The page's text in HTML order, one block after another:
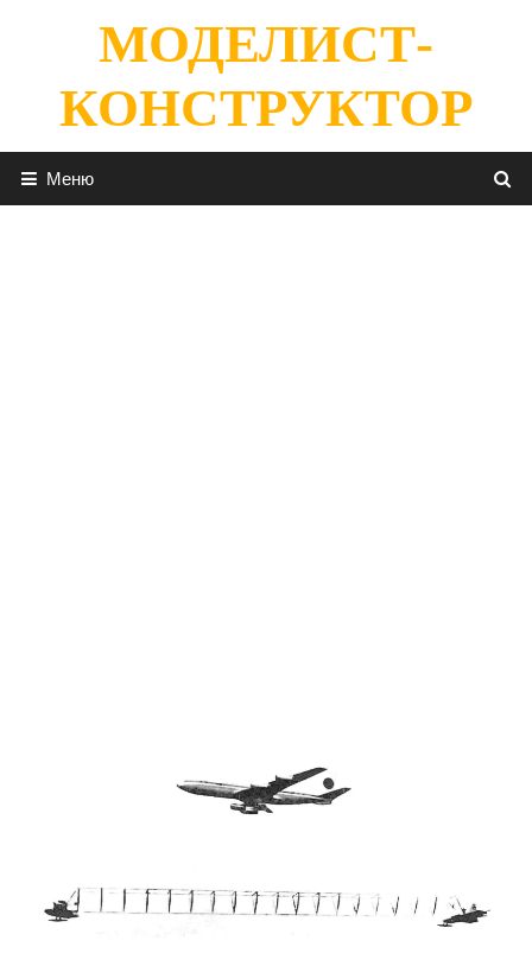
содержимомуМОДЕЛИСТ-
КОНСТРУКТОР
Меню